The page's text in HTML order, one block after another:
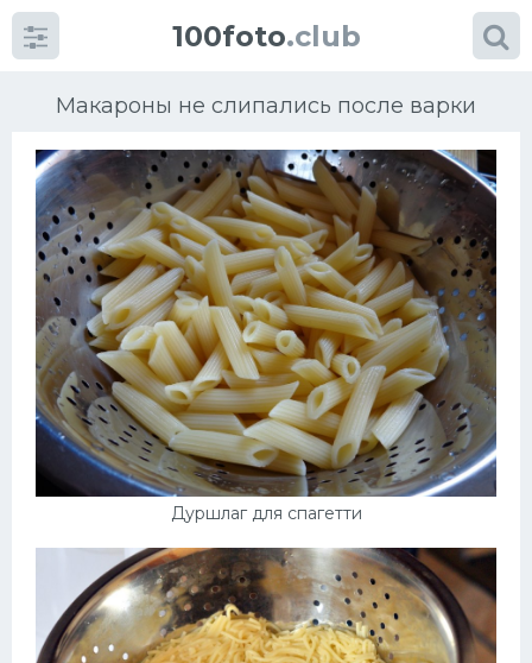
100foto.club
Макароны не слипались после варки
Дуршлаг для спагетти
Категориикартинок
Супы
Мясные блюда
Печенье
Салат
Десерт
Напитки